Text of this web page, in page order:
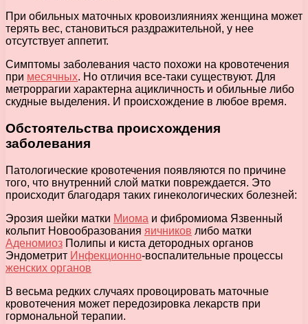
При обильных маточных кровоизлияниях женщина может
терять вес, становиться раздражительной, у нее
отсутствует аппетит.
Симптомы заболевания часто похожи на кровотечения
при месячных. Но отличия все-таки существуют. Для
метроррагии характерна ацикличность и обильные либо
скудные выделения. И происхождение в любое время.
Обстоятельства происхождения
заболевания
Патологические кровотечения появляются по причине
того, что внутренний слой матки повреждается. Это
происходит благодаря таких гинекологических болезней:
Эрозия шейки матки Миома и фибромиома Язвенный
кольпит Новообразования яичников либо матки
Аденомиоз Полипы и киста детородных органов
Эндометрит Инфекционно-воспалительные процессы
женских органов
В весьма редких случаях провоцировать маточные
кровотечения может передозировка лекарств при
гормональной терапии.